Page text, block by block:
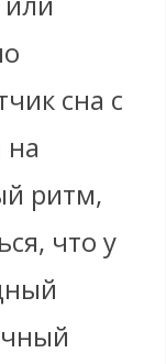
сна с
ритм,
что у